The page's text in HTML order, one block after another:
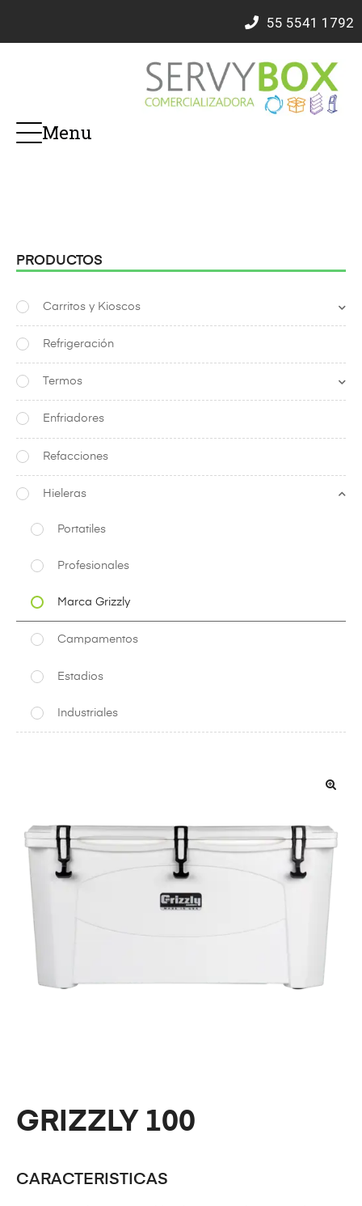
55 5541 1792
Menu
GRIZZLY 100
CARACTERISTICAS
PRODUCTOS
Carritos y Kioscos
Refrigeración
Termos
Enfriadores
Refacciones
Hieleras
Portatiles
Profesionales
Marca Grizzly
Campamentos
Estadios
Industriales